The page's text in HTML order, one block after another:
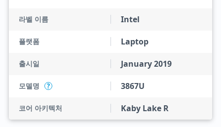
라벨 이름 Intel
플랫폼 Laptop
출시일 January 2019
모델명 ? 3867U
코어 아키텍처 Kaby Lake R